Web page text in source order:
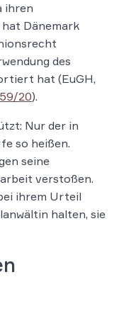
ihren
Dänemark
des
hat (EuGH,
20).
Nur der in
so heißen.
seine
verstoßen.
ihrem Urteil
halten, sie